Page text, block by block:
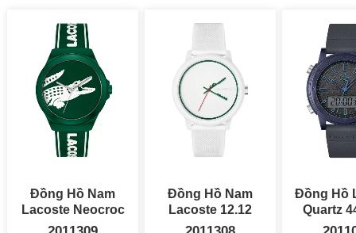
Đồng Hồ Nam
Lacoste Neocroc
42mm
Đồng Hồ Nam
Lacoste 12.12
42mm
Đồng Hồ
Quartz 44.5mm